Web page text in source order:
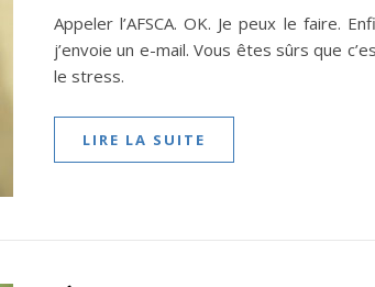
Appeler l’AFSCA. OK. Je peux le faire.
j’envoie un e-mail. Vous êtes sûrs que
le stress.
LIRE LA SUITE